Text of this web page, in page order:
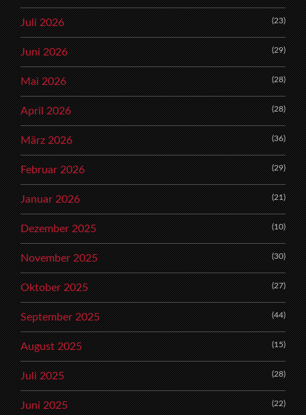
Juli 2026 (23)
Juni 2026 (29)
Mai 2026 (28)
April 2026 (28)
März 2026 (36)
Februar 2026 (29)
Januar 2026 (21)
Dezember 2025 (10)
November 2025 (30)
Oktober 2025 (27)
September 2025 (44)
August 2025 (15)
Juli 2025 (28)
Juni 2025 (22)